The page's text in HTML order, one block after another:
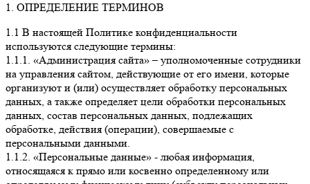
1. ОПРЕДЕЛЕНИЕ ТЕРМИНОВ
1.1 В настоящей Политике конфиденциальности
используются следующие термины:
1.1.1. «Администрация сайта» – уполномоченные сотрудники
на управления сайтом, действующие от его имени, которые
организуют и (или) осуществляет обработку персональных
данных, а также определяет цели обработки персональных
данных, состав персональных данных, подлежащих
обработке, действия (операции), совершаемые с
персональными данными.
1.1.2. «Персональные данные» - любая информация,
относящаяся к прямо или косвенно определенному или